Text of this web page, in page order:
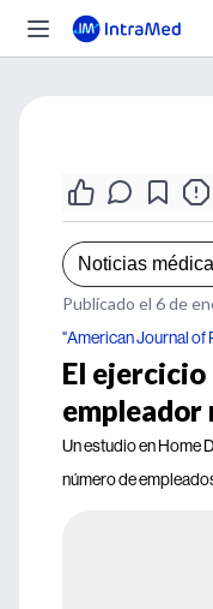
Noticias
Publicado el 6 de
"American Journal of
El
empleador
Un estudio en Home
número de